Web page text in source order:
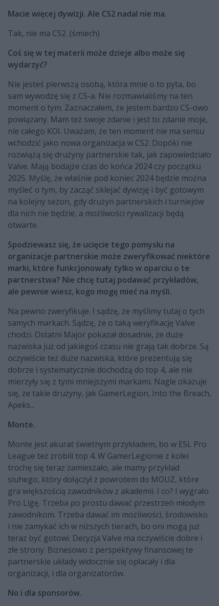
Macie więcej dywizji. Ale CS2 nadal nie ma.
Tak, nie ma CS2. (śmiech)
Coś się w tej materii może dzieje albo może się
wydarzyć?
Nie jesteś pierwszą osobą, która mnie o to pyta, bo
sam wywodzę się z CS-a. Nie rozmawialiśmy na ten
moment o tym. Zaznaczałem, że jestem bardzo CS-owo
powiązany. Mam też swoje zdanie i jest to zdanie moje,
nie całego KOI. Uważam, że ten moment nie ma sensu
wchodzić jako nowa organizacja w CS2. Dopóki nie
rozwiążą się drużyny partnerskie tak, jak zapowiedziało
Valve. Mają bodajże czas do końca 2024 czy początku
2025. Myślę, że właśnie pod koniec 2024 będzie można
myśleć o tym, by zacząć sklejać dywizję i być gotowym
na kolejny sezon, gdy drużyn partnerskich i turniejów
dla nich nie będzie, a możliwości rywalizacji będą
otwarte.
Spodziewasz się, że ucięcie tego pomysłu na
organizacje partnerskie może zweryfikować niektóre
marki, które funkcjonowały tylko w oparciu o te
partnerstwa? Nie chcę tutaj podawać przykładów,
ale pewnie wiesz, kogo mogę mieć na myśli.
Na pewno zweryfikuje. I sądzę, że myślimy tutaj o tych
samych markach. Sądzę, że o taką weryfikację Valve
chodzi. Ostatni Major pokazał dosadnie, że duże
nazwiska już od jakiegoś czasu nie grają tak dobrze. Są
oczywiście też duże nazwiska, które prezentują się
dobrze i systematycznie dochodzą do top 4, ale nie
mierzyły się z tymi mniejszymi markami. Nagle okazuje
się, że takie drużyny, jak GamerLegion, Into the Breach,
Apeks...
Monte.
Monte jest akurat świetnym przykładem, bo w ESL Pro
League też zrobili top 4. W GamerLegionie z kolei
trochę się teraz zamieszało, ale mamy przykład
siuhego, który dołączył z powrotem do MOUZ, które
gra większością zawodników z akademii. I co? I wygrało
Pro Ligę. Trzeba po prostu dawać przestrzeń młodym
zawodnikom. Trzeba dawać im możliwości, środowisko
i nie zamykać ich w niższych tierach, bo oni mogą już
teraz być gotowi. Decyzja Valve ma oczywiście dobre i
złe strony. Biznesowo z perspektywy finansowej te
partnerskie układy widocznie się opłacały i dla
organizacji, i dla organizatorów.
No i dla sponsorów.